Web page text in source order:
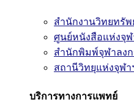
สำนักงานวิทยทรั
ศูนย์หนังสือแห่งจุฬ
สำนักพิมพ์จุฬาลง
สถานีวิทยุแห่งจุฬา
บริการทางการแพทย์